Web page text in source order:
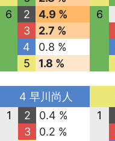
6
2
4.9 %
3
2.7 %
4
0.8 %
5
1.8 %
6
4 早川尚人
1
2
0.4 %
3
0.2 %
1